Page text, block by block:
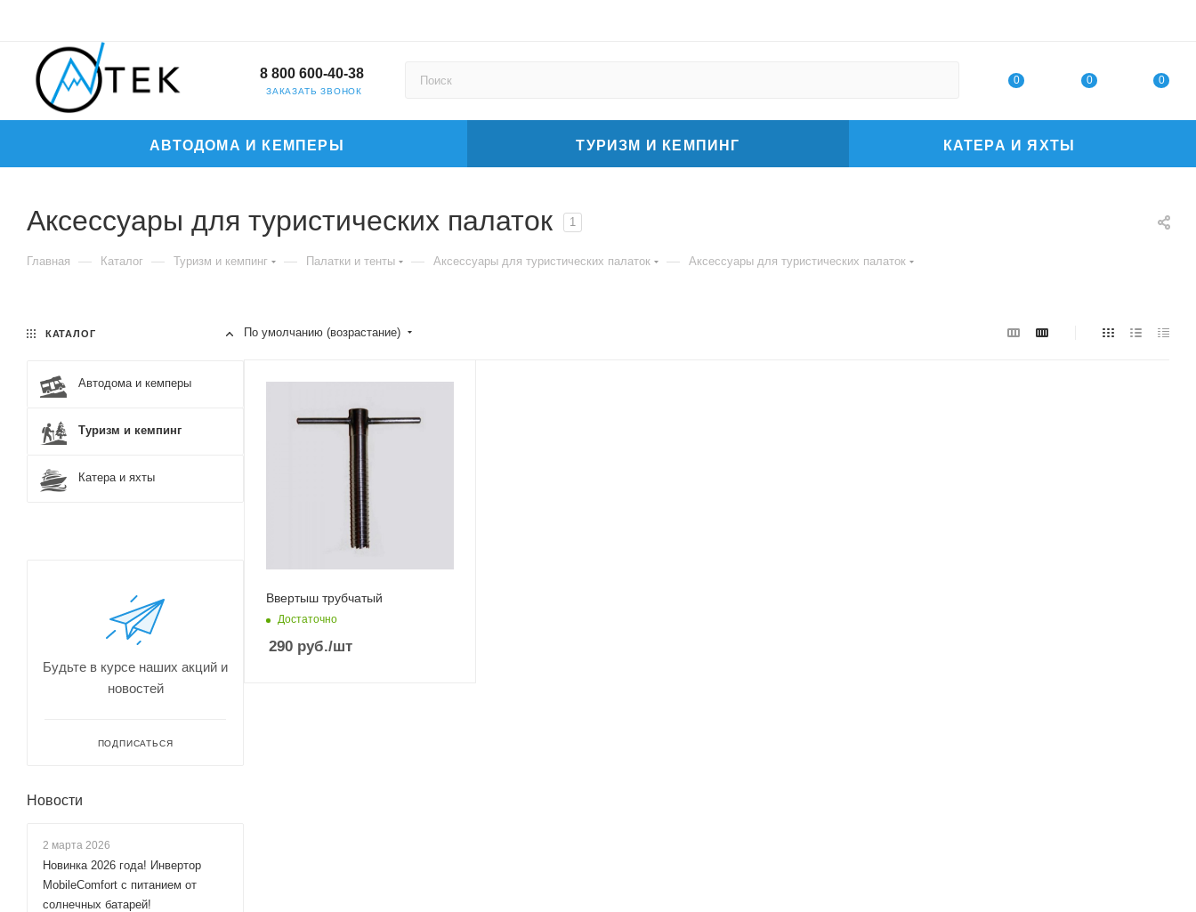
8 800 600-40-38
ЗАКАЗАТЬ ЗВОНОК
0 0 0
АВТОДОМА И КЕМПЕРЫ ТУРИЗМ И КЕМПИНГ КАТЕРА И ЯХТЫ
Аксессуары для туристических палаток 1
Главная — Каталог — Туризм и кемпинг — Палатки и тенты — Аксессуары для туристических палаток — Аксессуары для туристических палаток
По умолчанию (возрастание)
Ввертыш трубчатый
Достаточно
290 руб./шт
КАТАЛОГ
Автодома и кемперы
Туризм и кемпинг
Катера и яхты
Будьте в курсе наших акций и
новостей
ПОДПИСАТЬСЯ
Новости
2 марта 2026
Новинка 2026 года! Инвертор
MobileComfort с питанием от
солнечных батарей!